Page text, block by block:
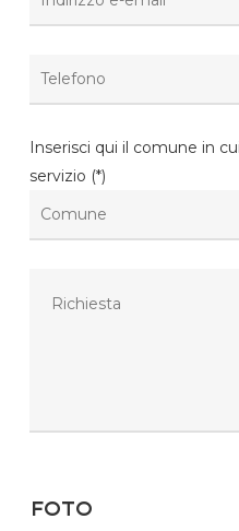
Inserisci qui il comune in
servizio (*)
Foto